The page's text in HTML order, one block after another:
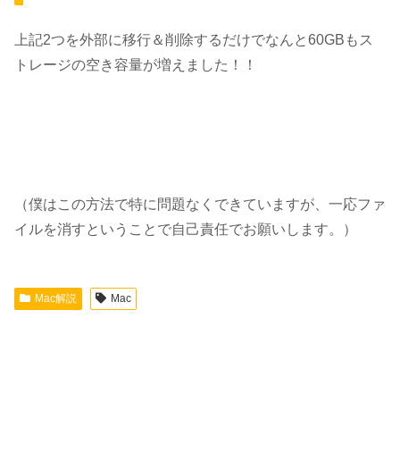
上記2つを外部に移行＆削除するだけでなんと60GBもス
トレージの空き容量が増えました！！
（僕はこの方法で特に問題なくできていますが、一応ファ
イルを消すということで自己責任でお願いします。）
Mac解説 Mac